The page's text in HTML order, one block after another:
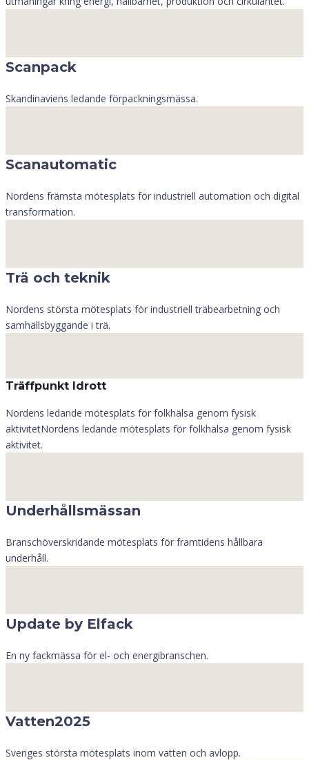
Scanpack
Skandinaviens ledande förpackningsmässa.
Scanautomatic
Nordens främsta mötesplats för industriell automation och digital
transformation.
Trä och teknik
Nordens största mötesplats för industriell träbearbetning och
samhällsbyggande i trä.
Träffpunkt Idrott
Nordens ledande mötesplats för folkhälsa genom fysisk
aktivitetNordens ledande mötesplats för folkhälsa genom fysisk
aktivitet.
Underhållsmässan
Branschöverskridande mötesplats för framtidens hållbara
underhåll.
Update by Elfack
En ny fackmässa för el- och energibranschen.
Vatten2025
Sveriges största mötesplats inom vatten och avlopp.